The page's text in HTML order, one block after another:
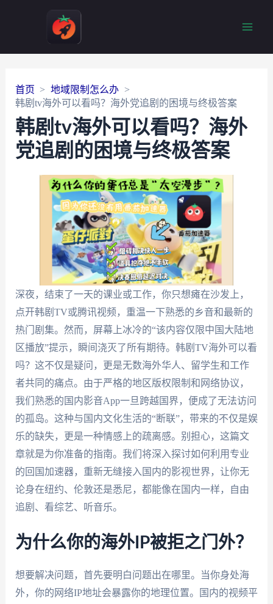
首页
地域限制怎么办
韩剧tv海外可以看吗？海外党追剧的困境与终极答案
韩剧tv海外可以看吗？海外
党追剧的困境与终极答案
深夜，结束了一天的课业或工作，你只想瘫在沙发上，
点开韩剧TV或腾讯视频，重温一下熟悉的乡音和最新的
热门剧集。然而，屏幕上冰冷的“该内容仅限中国大陆地
区播放”提示，瞬间浇灭了所有期待。韩剧TV海外可以看
吗？这不仅是疑问，更是无数海外华人、留学生和工作
者共同的痛点。由于严格的地区版权限制和网络协议，
我们熟悉的国内影音App一旦跨越国界，便成了无法访问
的孤岛。这种与国内文化生活的“断联”，带来的不仅是娱
乐的缺失，更是一种情感上的疏离感。别担心，这篇文
章就是为你准备的指南。我们将深入探讨如何利用专业
的回国加速器，重新无缝接入国内的影视世界，让你无
论身在纽约、伦敦还是悉尼，都能像在国内一样，自由
追剧、看综艺、听音乐。
为什么你的海外IP被拒之门外？
想要解决问题，首先要明白问题出在哪里。当你身处海
外，你的网络IP地址会暴露你的地理位置。国内的视频平